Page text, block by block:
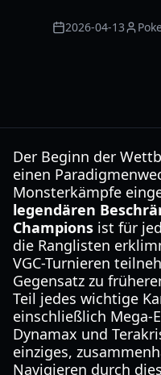
2026-04-13
Der Beginn der
einen
Monsterkämpfe
legendären
Champions ist für
die Ranglisten
VGC-Turnieren
Gegensatz zu
Teil jedes wichtige
einschließlich Mega-
Dynamax und
einziges,
Navigieren durch